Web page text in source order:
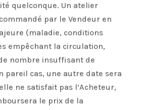
quelconque. Un atelier
par le Vendeur en
(maladie, conditions
empêchant la circulation,
nombre insuffisant de
pareil cas, une autre date sera
ne satisfait pas l’Acheteur,
le prix de la